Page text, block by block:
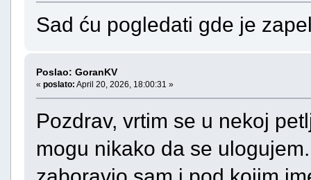
Sad ću pogledati gde je
Poslao: GoranKV
« poslato: April 20, 2026, 18:00:31 »
Pozdrav, vrtim se u nekoj
mogu nikako da se